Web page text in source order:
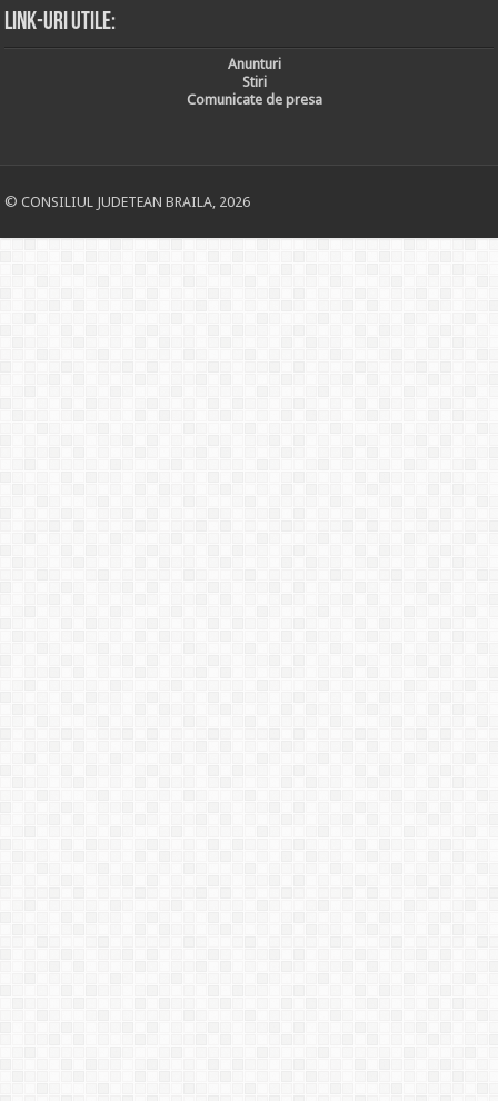
Link-uri utile:
Anunturi
Stiri
Comunicate de presa
© CONSILIUL JUDETEAN BRAILA, 2026